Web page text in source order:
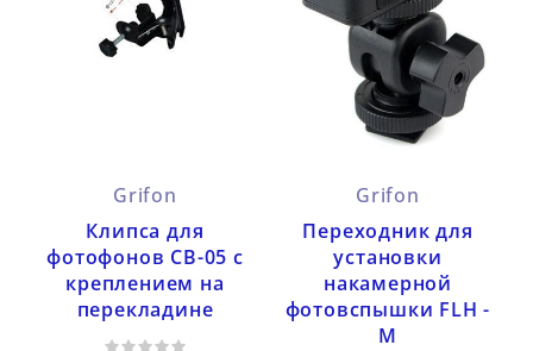
Grifon
Клипса для
фотофонов CB-05 с
креплением на
перекладине
Grifon
Переходник для
установки
накамерной
фотовспышки FLH -
M